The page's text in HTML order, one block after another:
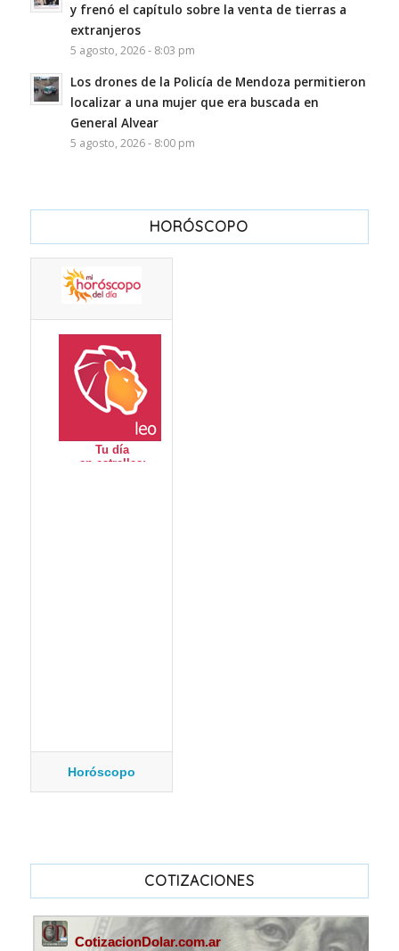
y frenó el capítulo sobre la venta de tierras a
extranjeros
5 agosto, 2026 - 8:03 pm
Los drones de la Policía de Mendoza permitieron
localizar a una mujer que era buscada en
General Alvear
5 agosto, 2026 - 8:00 pm
HORÓSCOPO
Horóscopo
COTIZACIONES